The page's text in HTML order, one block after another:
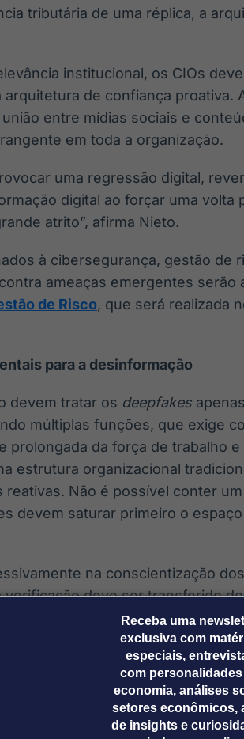
Receba uma
exclusiva com
especiais,
com
economia, análises
setores econômicos,
de insights e
tributária de uma réplica, a
institucional, os CIOs
de confiança proativa.
entre mídias sociais e
em toda a organização.
uma regressão digital,
digital ao forçar uma volta
atrito”, afirma Nieto.
à cibersegurança, gestão de
ameaças emergentes serão
de Risco, que será realizada
para a desinformação
devem tratar os deepfakes
múltiplas funções, que exige
prolongada da força de trabalho
estrutura organizacional
Não é possível conter um
devem saturar primeiro o
na conscientização
deve ser transferido
criptográfica.
governamentais devem
Orquestrar uma função de